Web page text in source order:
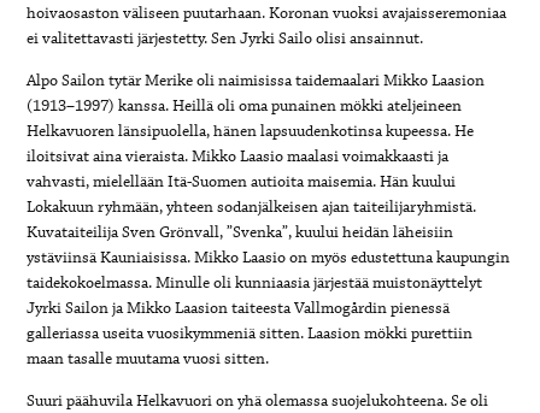
hoivaosaston väliseen puutarhaan. Koronan vuoksi avajaisseremoniaa
ei valitettavasti järjestetty. Sen Jyrki Sailo olisi ansainnut.
Alpo Sailon tytär Merike oli naimisissa taidemaalari Mikko Laasion
(1913–1997) kanssa. Heillä oli oma punainen mökki ateljeineen
Helkavuoren länsipuolella, hänen lapsuudenkotinsa kupeessa. He
iloitsivat aina vieraista. Mikko Laasio maalasi voimakkaasti ja
vahvasti, mielellään Itä-Suomen autioita maisemia. Hän kuului
Lokakuun ryhmään, yhteen sodanjälkeisen ajan taiteilijaryhmistä.
Kuvataiteilija Sven Grönvall, ”Svenka”, kuului heidän läheisiin
ystäviinsä Kauniaisissa. Mikko Laasio on myös edustettuna kaupungin
taidekokoelmassa. Minulle oli kunniaasia järjestää muistonäyttelyt
Jyrki Sailon ja Mikko Laasion taiteesta Vallmogårdin pienessä
galleriassa useita vuosikymmeniä sitten. Laasion mökki purettiin
maan tasalle muutama vuosi sitten.
Suuri päähuvila Helkavuori on yhä olemassa suojelukohteena. Se oli